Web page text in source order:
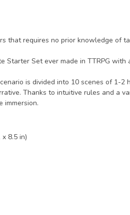
that requires no prior knowledge of
Starter Set ever made in TTRPG with
is divided into 10 scenes of 1-2
Thanks to intuitive rules and a
immersion.
8.5 in)